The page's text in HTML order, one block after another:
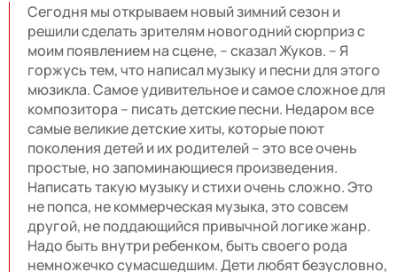
Сегодня мы открываем новый зимний сезон и
решили сделать зрителям новогодний сюрприз с
моим появлением на сцене, – сказал Жуков. – Я
горжусь тем, что написал музыку и песни для этого
мюзикла. Самое удивительное и самое сложное для
композитора – писать детские песни. Недаром все
самые великие детские хиты, которые поют
поколения детей и их родителей – это все очень
простые, но запоминающиеся произведения.
Написать такую музыку и стихи очень сложно. Это
не попса, не коммерческая музыка, это совсем
другой, не поддающийся привычной логике жанр.
Надо быть внутри ребенком, быть своего рода
немножечко сумасшедшим. Дети любят безусловно,